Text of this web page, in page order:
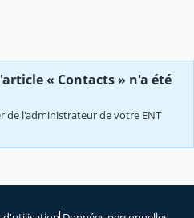
« Contacts » n'a été
de l'administrateur de votre ENT